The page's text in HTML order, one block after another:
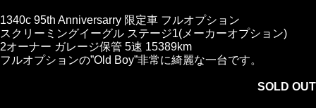
1340c 95th Anniversarry 限定車 フルオプション
スクリーミングイーグル ステージ1(メーカーオプション)
2オーナー ガレージ保管 5速 15389km
フルオプションの”Old Boy”非常に綺麗な一台です。
SOLD OUT